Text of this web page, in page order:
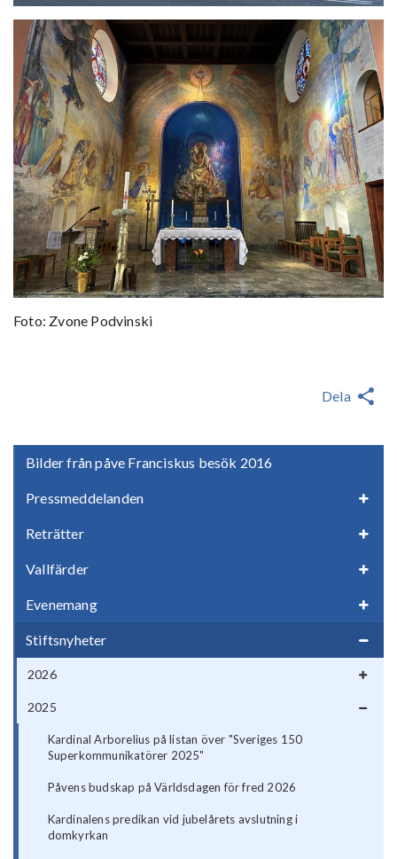
Bilder från påve Franciskus besök 2016
Pressmeddelanden
Reträtter
Vallfärder
Evenemang
Stiftsnyheter
2026
2025
Kardinal Arborelius på listan över "Sveriges 150
Superkommunikatörer 2025"
Påvens budskap på Världsdagen för fred 2026
Kardinalens predikan vid jubelårets avslutning i
domkyrkan
Foto: Zvone Podvinski
Dela